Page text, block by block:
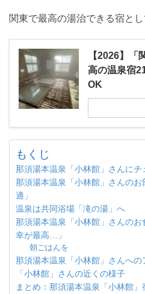
関東で最高の湯治できる宿とし
【2026】「
高の温泉宿
OK
もくじ
那須湯本温泉「小林館」さんにチ
那須湯本温泉「小林館」さんの
適」
温泉は共同浴場「滝の湯」へ
那須湯本温泉「小林館」さんの
幸が最高…」
朝ごはんを
那須湯本温泉「小林館」さんへの
「小林館」さんの近くの様子
まとめ：那須湯本温泉「小林館